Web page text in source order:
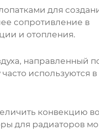
для
сопротивление в
и отопления.
направленный
используются в
конвекцию
для радиаторов